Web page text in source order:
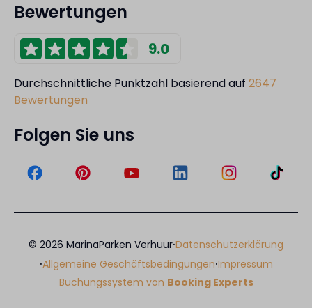
Bewertungen
9.0
Durchschnittliche Punktzahl basierend auf 2647
Bewertungen
Folgen Sie uns
© 2026 MarinaParken Verhuur·Datenschutzerklärung
·Allgemeine Geschäftsbedingungen·Impressum
Buchungssystem von Booking Experts